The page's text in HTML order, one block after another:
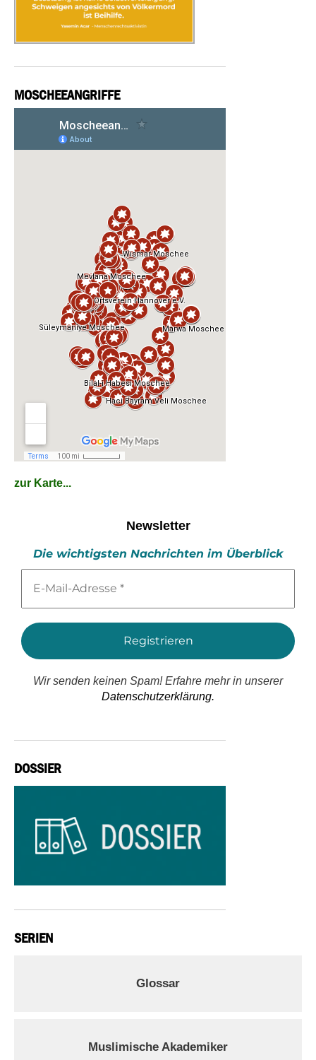
MOSCHEEANGRIFFE
zur Karte...
Newsletter
Die wichtigsten Nachrichten im Überblick
Mail-
*
Wir senden keinen Spam! Erfahre mehr in unserer
Datenschutzerklärung.
DOSSIER
SERIEN
Glossar
Muslimische Akademiker